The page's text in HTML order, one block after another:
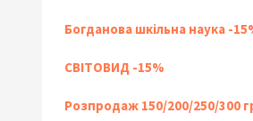
Богданова шкільна наука -
СВІТОВИД -15%
Розпродаж 150/200/250/300